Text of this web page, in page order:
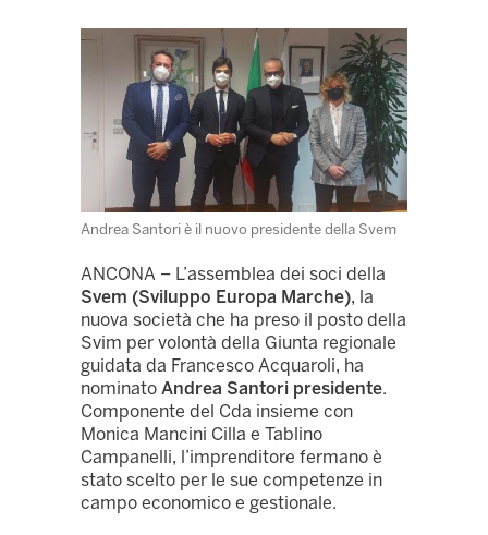
Andrea Santori è il nuovo presidente della Svem
ANCONA – L’assemblea dei soci della
Svem (Sviluppo Europa Marche), la
nuova società che ha preso il posto della
Svim per volontà della Giunta regionale
guidata da Francesco Acquaroli, ha
nominato Andrea Santori presidente.
Componente del Cda insieme con
Monica Mancini Cilla e Tablino
Campanelli, l’imprenditore fermano è
stato scelto per le sue competenze in
campo economico e gestionale.